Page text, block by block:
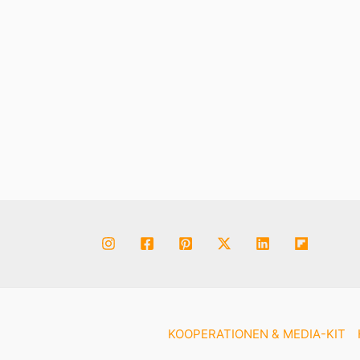
KOOPERATIONEN & MEDIA-KIT